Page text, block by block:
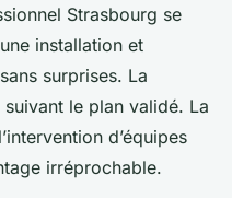
Strasbourg se
installation et
surprises. La
le plan validé. La
d’équipes
irréprochable.